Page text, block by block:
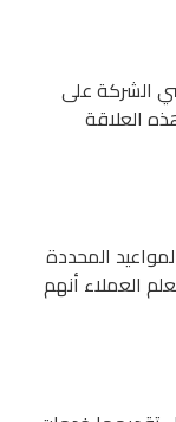
الشركة على
العلاقة
المحددة
العملاء أنهم